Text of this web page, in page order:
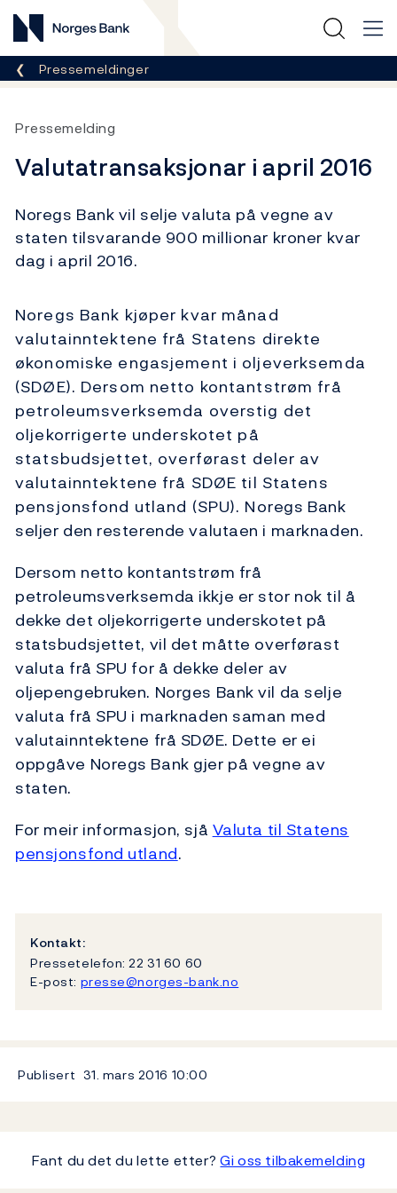
Norges Bank
Her er du nå:
Pressemeldinger
Pressemelding
Valutatransaksjonar i april 2016
Noregs Bank vil selje valuta på vegne av
staten tilsvarande 900 millionar kroner kvar
dag i april 2016.
Noregs Bank kjøper kvar månad
valutainntektene frå Statens direkte
økonomiske engasjement i oljeverksemda
(SDØE). Dersom netto kontantstrøm frå
petroleumsverksemda overstig det
oljekorrigerte underskotet på
statsbudsjettet, overførast deler av
valutainntektene frå SDØE til Statens
pensjonsfond utland (SPU). Noregs Bank
seljer den resterende valutaen i marknaden.
Dersom netto kontantstrøm frå
petroleumsverksemda ikkje er stor nok til å
dekke det oljekorrigerte underskotet på
statsbudsjettet, vil det måtte overførast
valuta frå SPU for å dekke deler av
oljepengebruken. Norges Bank vil da selje
valuta frå SPU i marknaden saman med
valutainntektene frå SDØE. Dette er ei
oppgåve Noregs Bank gjer på vegne av
staten.
For meir informasjon, sjå Valuta til Statens
pensjonsfond utland.
Kontakt:
Pressetelefon: 22 31 60 60
E-post: presse@norges-bank.no
Publisert 31. mars 2016 10:00
Fant du det du lette etter?Gi oss tilbakemelding